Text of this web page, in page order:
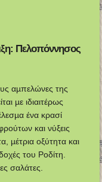
Πελοπόννησος
αµπελώνες της
µε ιδιαιτέρως
ένα κρασί
και νύξεις
µέτρια οξύτητα και
του Ροδίτη.
σαλάτες.